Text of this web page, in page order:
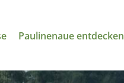
Paulinenaue entdecken